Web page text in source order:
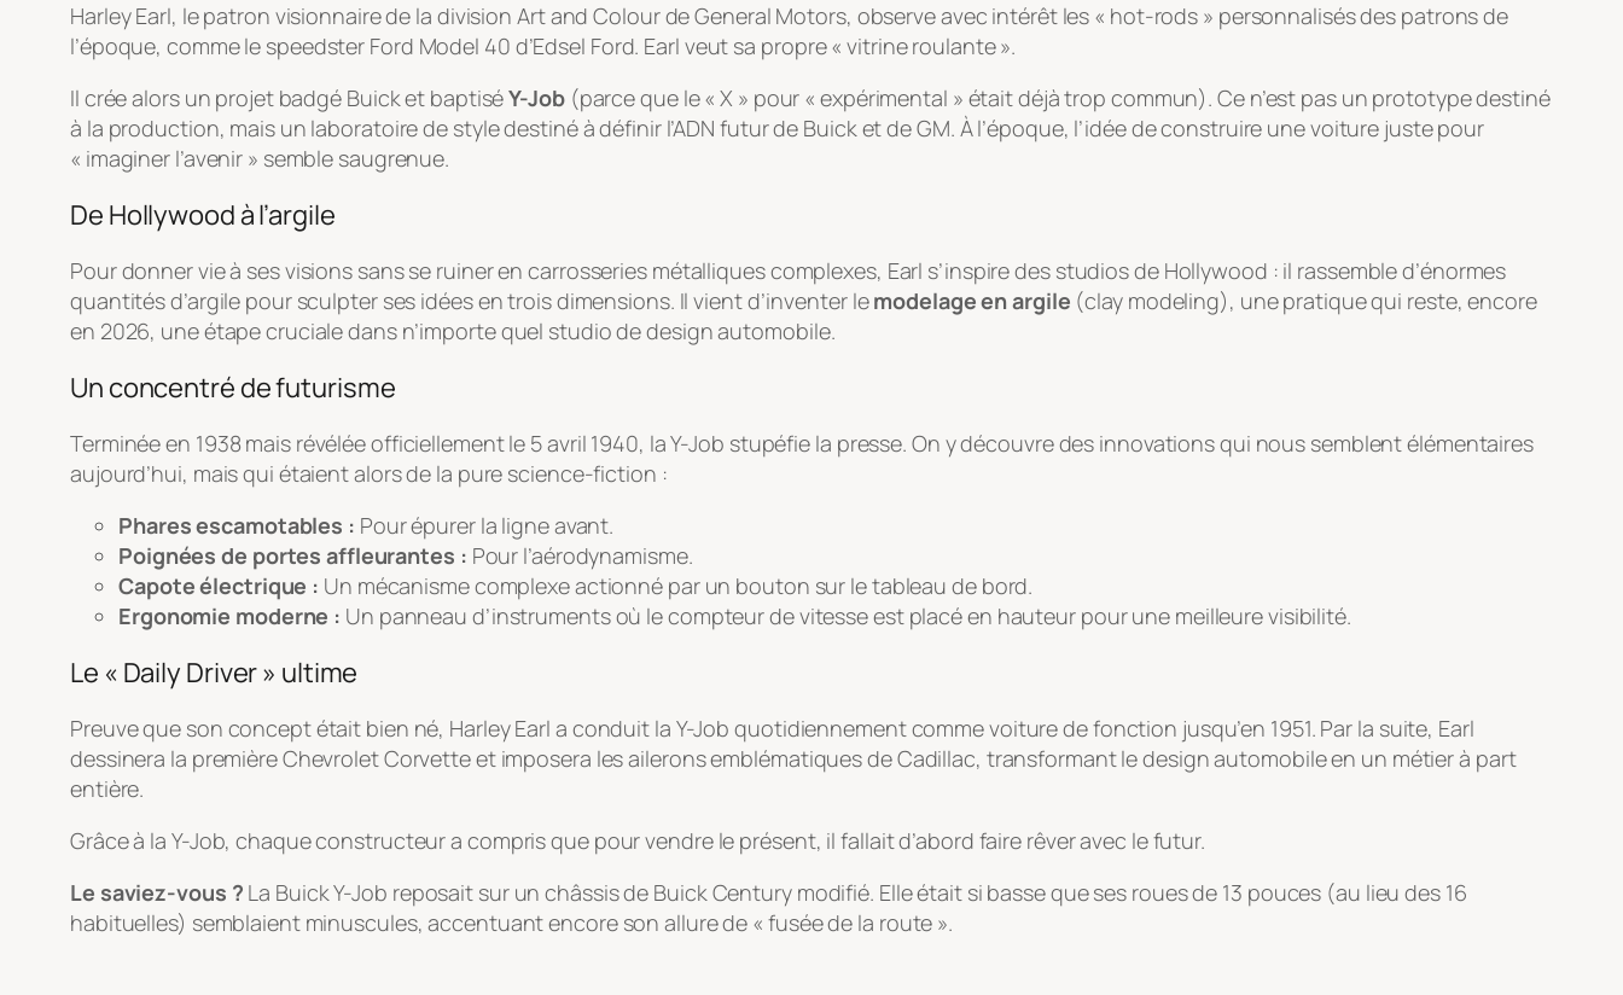
Harley Earl, le patron visionnaire de la division Art and Colourde General Motors, observe avec intérêt les « hot-rods » personnalisés des patrons de
l’époque, comme le speedster Ford Model 40 d’Edsel Ford. Earl veut sa propre « vitrine roulante ».
Il crée alors un projet badgé Buick et baptiséY-Job(parce que le « X » pour « expérimental » était déjà trop commun). Ce n’est pas un prototype destiné
à la production, mais un laboratoire de style destiné à définir l’ADN futur de Buick et de GM. À l’époque, l’idée de construire une voiture juste pour
« imaginer l’avenir » semble saugrenue.
De Hollywood à l’argile
Pour donner vie à ses visions sans se ruiner en carrosseries métalliques complexes, Earl s’inspire des studios de Hollywood : il rassemble d’énormes
quantités d’argile pour sculpter ses idées en trois dimensions. Il vient d’inventer lemodelage en argile (clay modeling), une pratique qui reste, encore
en 2026, une étape cruciale dans n’importe quel studio de design automobile.
Un concentré de futurisme
Terminée en 1938 mais révélée officiellement le 5 avril 1940, la Y-Job stupéfie la presse. On y découvre des innovations qui nous semblent élémentaires
aujourd’hui, mais qui étaient alors de la pure science-fiction :
Phares escamotables : Pour épurer la ligne avant.
Poignées de portes affleurantes : Pour l’aérodynamisme.
Capote électrique : Un mécanisme complexe actionné par un bouton sur le tableau de bord.
Ergonomie moderne : Un panneau d’instruments où le compteur de vitesse est placé en hauteur pour une meilleure visibilité.
Le « Daily Driver » ultime
Preuve que son concept était bien né, Harley Earl a conduit la Y-Job quotidiennement comme voiture de fonction jusqu’en 1951. Par la suite, Earl
dessinera la première Chevrolet Corvette et imposera les ailerons emblématiques de Cadillac, transformant le design automobile en un métier à part
entière.
Grâce à la Y-Job, chaque constructeur a compris que pour vendre le présent, il fallait d’abord faire rêver avec le futur.
Le saviez-vous ? La Buick Y-Job reposait sur un châssis de Buick Century modifié. Elle était si basse que ses roues de 13 pouces (au lieu des 16
habituelles) semblaient minuscules, accentuant encore son allure de « fusée de la route ».